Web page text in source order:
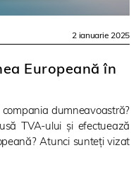
2 ianuarie 2025
Europeană în
dumneavoastră?
TVA-ului și efectuează
Atunci sunteți vizat